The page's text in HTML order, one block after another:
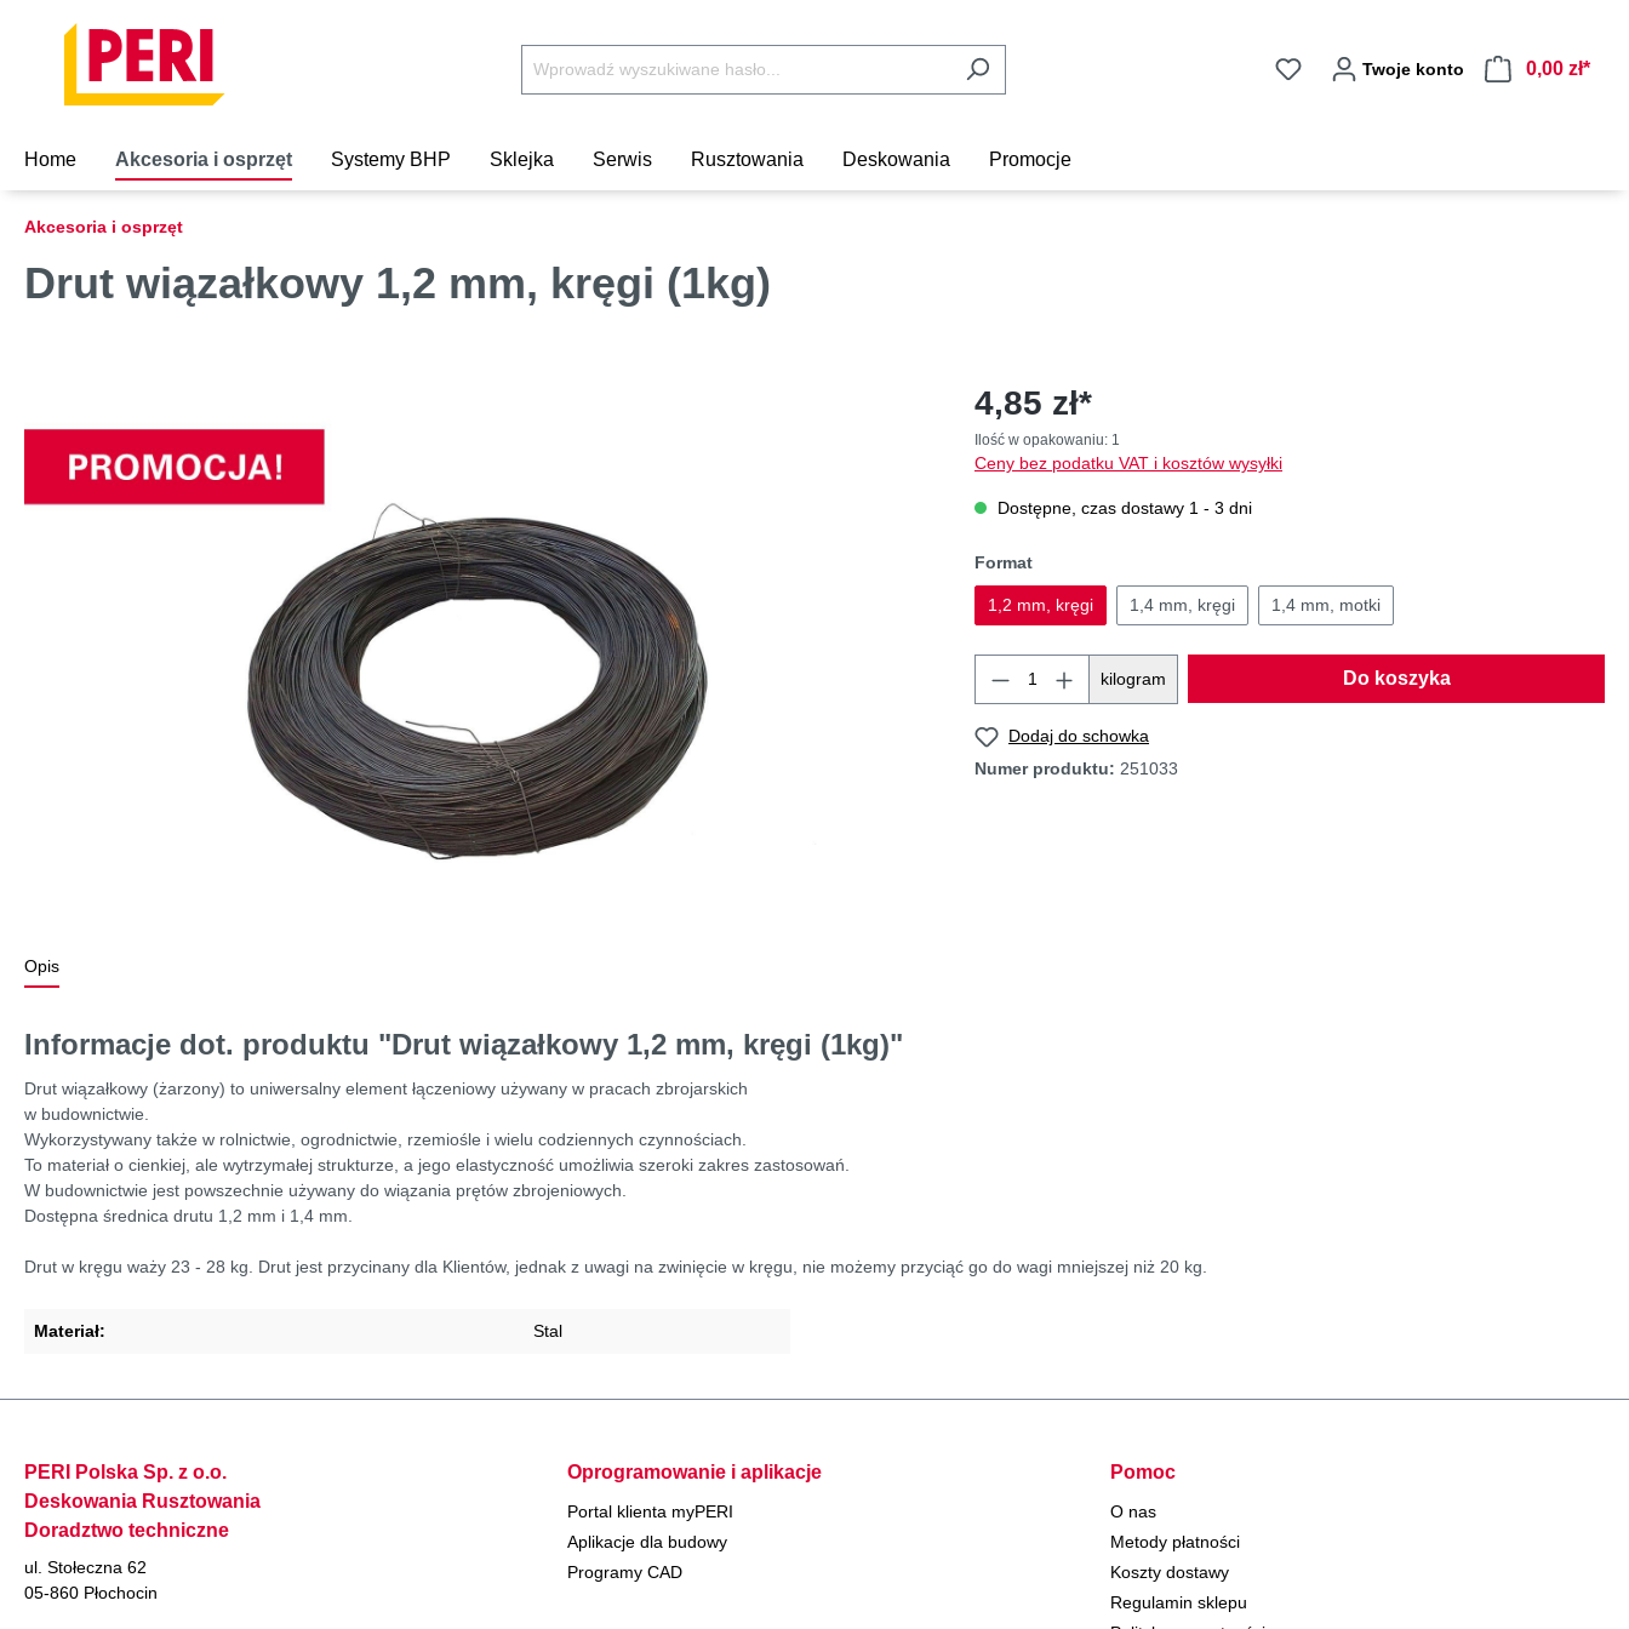
Twoje konto 0,00 zł*
Home Akcesoria i osprzęt Systemy BHP Sklejka Serwis Rusztowania Deskowania Promocje
Akcesoria i osprzęt
Drut wiązałkowy 1,2 mm, kręgi (1kg)
4,85 zł*
Ilość w opakowaniu: 1
Ceny bez podatku VAT i kosztów wysyłki
Dostępne, czas dostawy 1 - 3 dni
Format
1,2 mm, kręgi 1,4 mm, kręgi 1,4 mm, motki
kilogram Do koszyka
Dodaj do schowka
Numer produktu: 251033
Opis
Informacje dot. produktu "Drut wiązałkowy 1,2 mm, kręgi (1kg)"
Drut wiązałkowy (żarzony) to uniwersalny element łączeniowy używany w pracach zbrojarskich
w budownictwie.
Wykorzystywany także w rolnictwie, ogrodnictwie, rzemiośle i wielu codziennych czynnościach.
To materiał o cienkiej, ale wytrzymałej strukturze, a jego elastyczność umożliwia szeroki zakres zastosowań.
W budownictwie jest powszechnie używany do wiązania prętów zbrojeniowych.
Dostępna średnica drutu 1,2 mm i 1,4 mm.
Drut w kręgu waży 23 - 28 kg. Drut jest przycinany dla Klientów, jednak z uwagi na zwinięcie w kręgu, nie możemy przyciąć go do wagi mniejszej niż 20 kg.
Materiał: Stal
PERI Polska Sp. z o.o.
Deskowania Rusztowania
Doradztwo techniczne
ul. Stołeczna 62
05-860 Płochocin
Oprogramowanie i aplikacje
Portal klienta myPERI
Aplikacje dla budowy
Programy CAD
Pomoc
O nas
Metody płatności
Koszty dostawy
Regulamin sklepu